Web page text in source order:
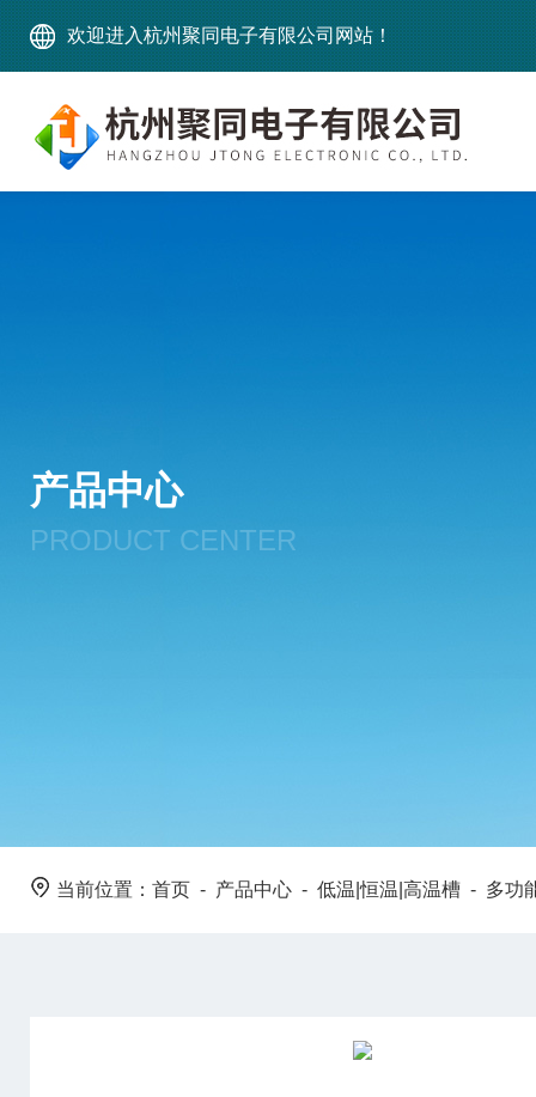
欢迎进入杭州聚同电子有限公司网站！
产品中心
PRODUCT CENTER
当前位置： 首页 - 产品中心 - 低温|恒温|高温槽 - 多功